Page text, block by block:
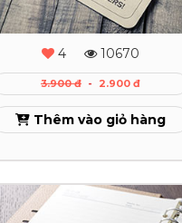
Ly
-
Miếng
Giấy
4 10670
3.900 đ - 2.900 đ
Thêm vào giỏ hàng
In